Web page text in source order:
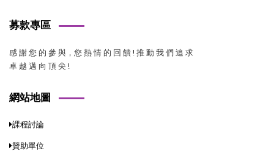
募款專區
感 謝 您 的 參 與，您 熱 情 的 回 饋 ! 推 動 我 們 追 求
卓 越 邁 向 頂 尖 !
網站地圖
課程討論
贊助單位